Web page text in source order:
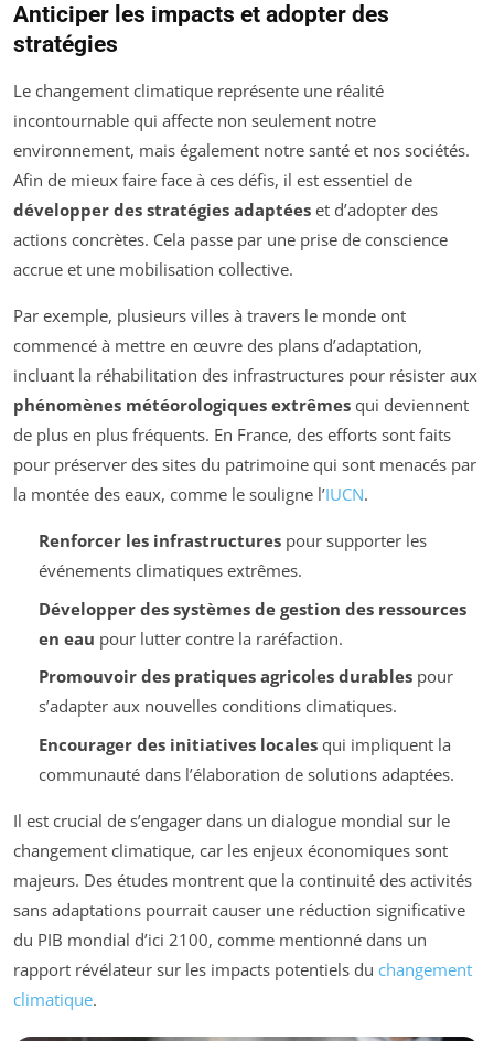
Anticiper les impacts et adopter des
stratégies
Le changement climatique représente une réalité
incontournable qui affecte non seulement notre
environnement, mais également notre santé et nos sociétés.
Afin de mieux faire face à ces défis, il est essentiel de
développer des stratégies adaptées et d’adopter des
actions concrètes. Cela passe par une prise de conscience
accrue et une mobilisation collective.
Par exemple, plusieurs villes à travers le monde ont
commencé à mettre en œuvre des plans d’adaptation,
incluant la réhabilitation des infrastructures pour résister aux
phénomènes météorologiques extrêmes qui deviennent
de plus en plus fréquents. En France, des efforts sont faits
pour préserver des sites du patrimoine qui sont menacés par
la montée des eaux, comme le souligne l’IUCN.
Renforcer les infrastructurespour supporter les
événements climatiques extrêmes.
Développer des systèmes de gestion des ressources
en eau pour lutter contre la raréfaction.
Promouvoir des pratiques agricoles durablespour
s’adapter aux nouvelles conditions climatiques.
Encourager des initiatives localesqui impliquent la
communauté dans l’élaboration de solutions adaptées.
Il est crucial de s’engager dans un dialogue mondial sur le
changement climatique, car les enjeux économiques sont
majeurs. Des études montrent que la continuité des activités
sans adaptations pourrait causer une réduction significative
du PIB mondial d’ici 2100, comme mentionné dans un
rapport révélateur sur les impacts potentiels du changement
climatique.